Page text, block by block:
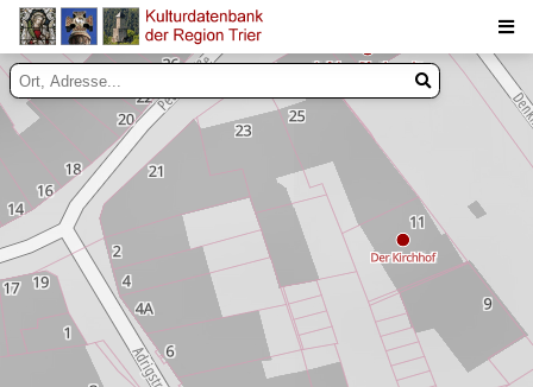
Suche
Inhalte